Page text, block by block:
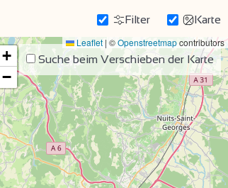
Filter Karte
Suche beim Verschieben der Karte
+
−
Leaflet | ©Openstreetmapcontributors